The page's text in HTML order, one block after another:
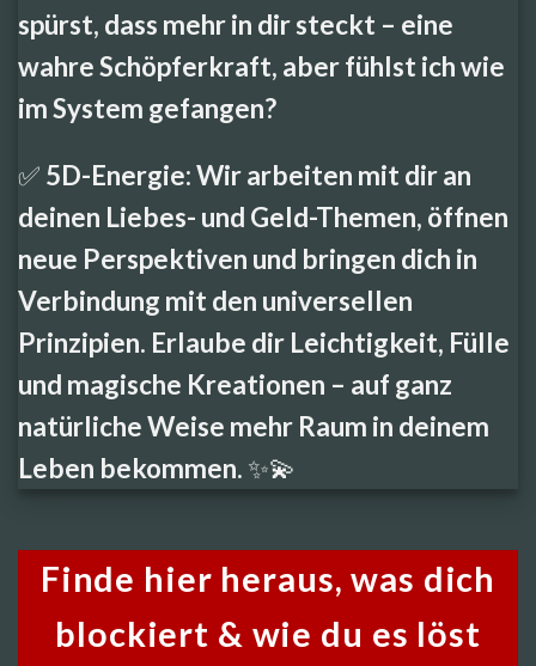
spürst, dass mehr in dir steckt – eine
wahre Schöpferkraft, aber fühlst ich wie
im System gefangen?
✅ 5D-Energie:Wir arbeiten mit dir an
deinen Liebes- und Geld-Themen, öffnen
neue Perspektiven und bringen dich in
Verbindung mit den universellen
Prinzipien. Erlaube dir Leichtigkeit, Fülle
und magische Kreationen – auf ganz
natürliche Weise mehr Raum in deinem
Leben bekommen. ✨💫
Finde hier heraus, was dich
blockiert & wie du es löst